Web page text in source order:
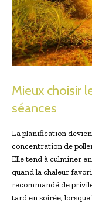
Mieux choisir
séances
La planification
concentration de
Elle tend à culminer
quand la chaleur
recommandé de
tard en soirée,